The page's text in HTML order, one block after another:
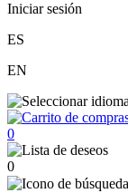
Iniciar sesión
ES
EN
0
0